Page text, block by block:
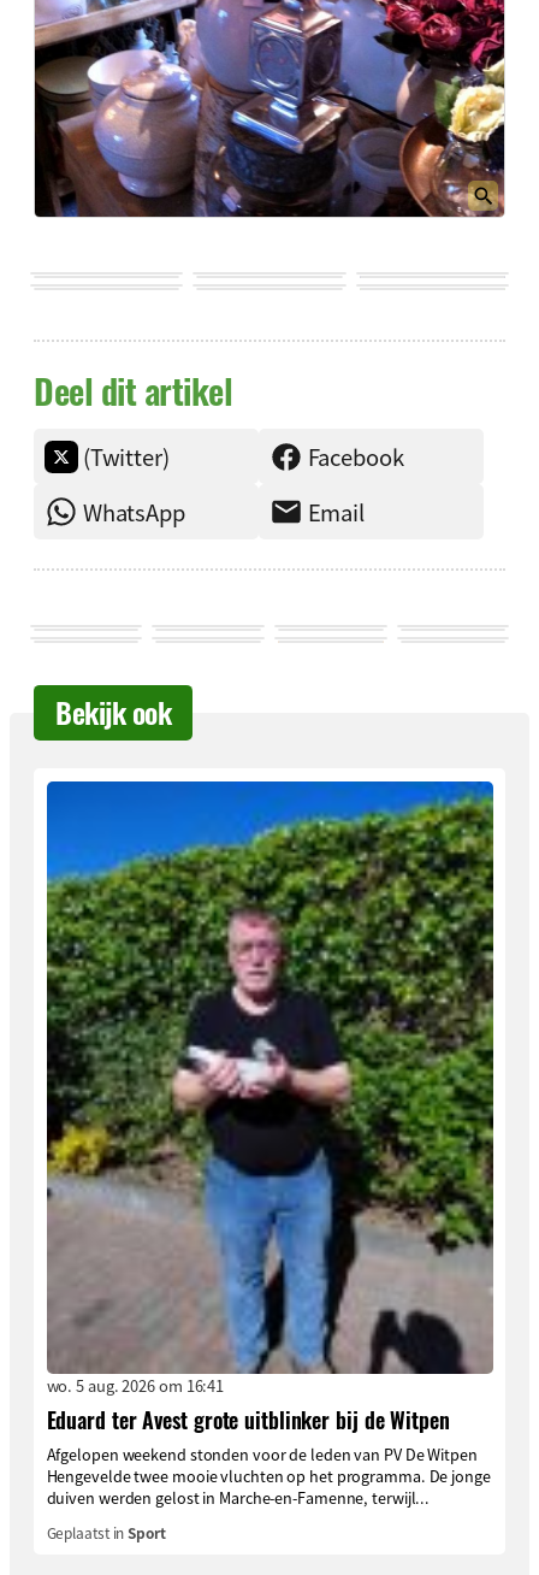
Deel dit artikel
(Twitter)
Facebook
WhatsApp
Email
Bekijk ook
wo. 5 aug. 2026 om 16:41
Eduard ter Avest grote uitblinker bij de Witpen
Afgelopen weekend stonden voor de leden van PV De Witpen
Hengevelde twee mooie vluchten op het programma. De jonge
duiven werden gelost in Marche-en-Famenne, terwijl...
Geplaatst inSport